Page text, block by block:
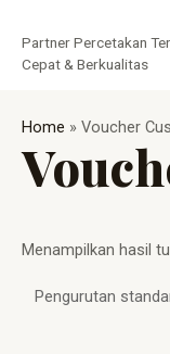
konten
Partner Percetakan
Cepat & Berkualitas
Home » Voucher
Menampilkan hasil